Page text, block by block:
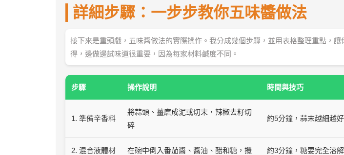
詳細步驟：一步步教你五味醬做法
接下來是重頭戲，五味醬做法的實際操作。我分成幾個步驟，並用表格整理重點，讓
得，邊做邊試味道很重要，因為每家材料鹹度不同。
步驟 操作說明 時間與技巧
1. 準備辛香料
將蒜頭、薑磨成泥或切末，辣椒去籽切
碎
約5分鐘，蒜末越細越
2. 混合液體材
在碗中倒入番茄醬、醬油、醋和糖，攪
約3分鐘，糖要完全溶